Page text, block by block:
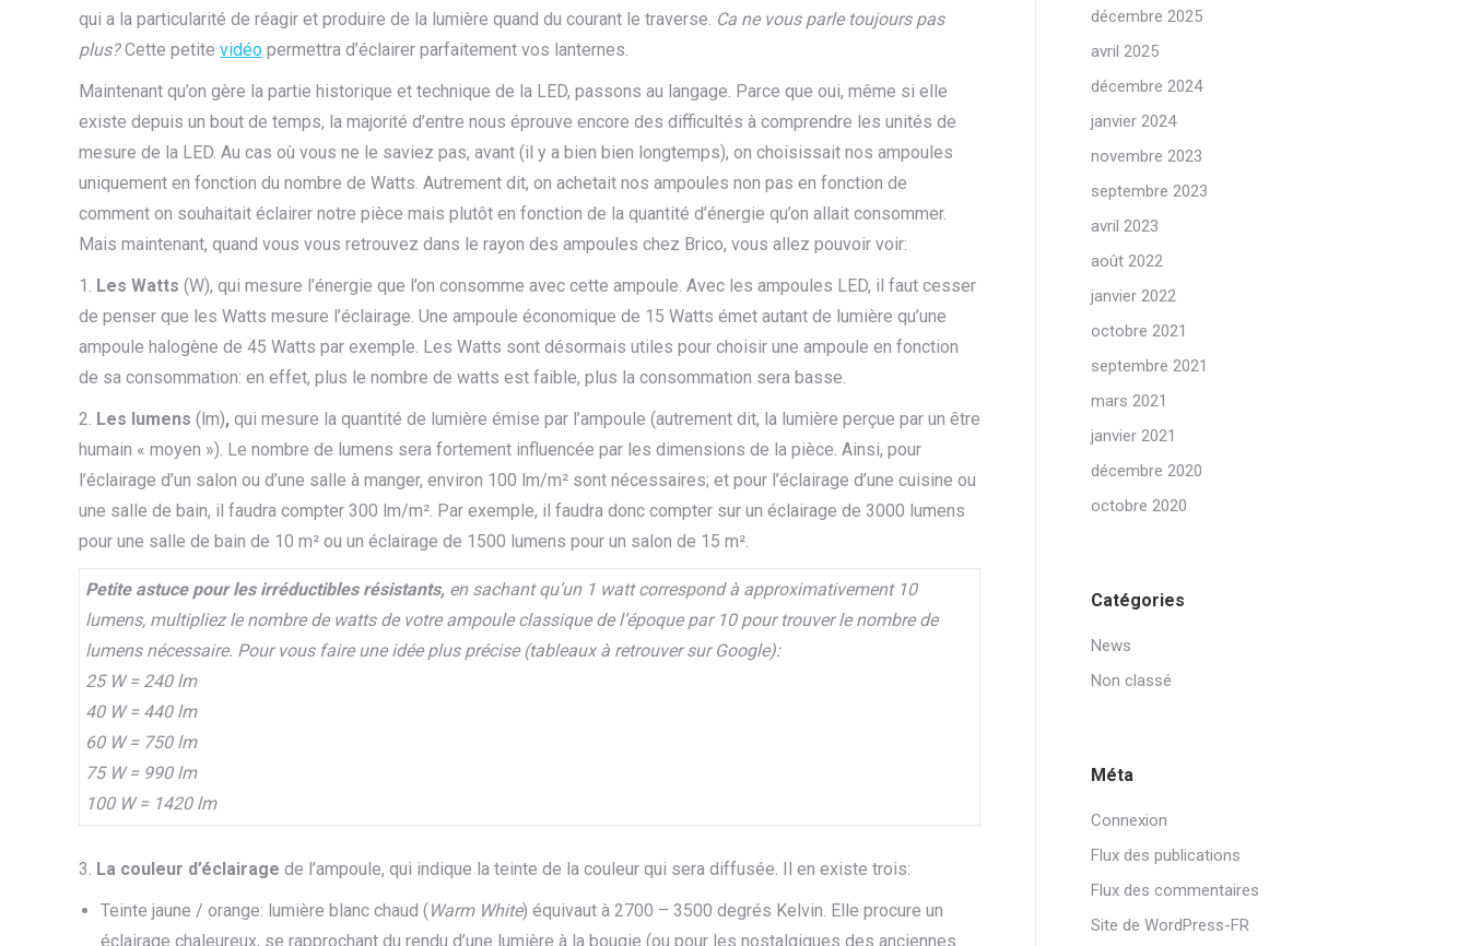
qui a la particularité de réagir et produire de la lumière quand du courant le traverse. Ca ne vous parle toujours pas
plus?Cette petite vidéo permettra d’éclairer parfaitement vos lanternes.
Maintenant qu’on gère la partie historique et technique de la LED, passons au langage. Parce que oui, même si elle
existe depuis un bout de temps, la majorité d’entre nous éprouve encore des difficultés à comprendre les unités de
mesure de la LED. Au cas où vous ne le saviez pas, avant (il y a bien bien longtemps), on choisissait nos ampoules
uniquement en fonction du nombre de Watts. Autrement dit, on achetait nos ampoules non pas en fonction de
comment on souhaitait éclairer notre pièce mais plutôt en fonction de la quantité d’énergie qu’on allait consommer.
Mais maintenant, quand vous vous retrouvez dans le rayon des ampoules chez Brico, vous allez pouvoir voir:
1. Les Watts (W), qui mesure l’énergie que l’on consomme avec cette ampoule. Avec les ampoules LED, il faut cesser
de penser que les Watts mesure l’éclairage. Une ampoule économique de 15 Watts émet autant de lumière qu’une
ampoule halogène de 45 Watts par exemple. Les Watts sont désormais utiles pour choisir une ampoule en fonction
de sa consommation: en effet, plus le nombre de watts est faible, plus la consommation sera basse.
2. Les lumens (lm), qui mesure la quantité de lumière émise par l’ampoule (autrement dit, la lumière perçue par un être
humain « moyen »). Le nombre de lumens sera fortement influencée par les dimensions de la pièce. Ainsi, pour
l’éclairage d’un salon ou d’une salle à manger, environ 100 lm/m² sont nécessaires; et pour l’éclairage d’une cuisine ou
une salle de bain, il faudra compter 300 lm/m². Par exemple, il faudra donc compter sur un éclairage de 3000 lumens
pour une salle de bain de 10 m² ou un éclairage de 1500 lumens pour un salon de 15 m².
Petite astuce pour les irréductibles résistants, en sachant qu’un 1 watt correspond à approximativement 10
lumens, multipliez le nombre de watts de votre ampoule classique de l’époque par 10 pour trouver le nombre de
lumens nécessaire. Pour vous faire une idée plus précise (tableaux à retrouver sur Google):
25 W = 240 lm
40 W = 440 lm
60 W = 750 lm
75 W = 990 lm
100 W = 1420 lm
3. La couleur d’éclairage de l’ampoule, qui indique la teinte de la couleur qui sera diffusée. Il en existe trois:
Teinte jaune / orange: lumière blanc chaud (Warm White) équivaut à 2700 – 3500 degrés Kelvin. Elle procure un
éclairage chaleureux, se rapprochant du rendu d’une lumière à la bougie (ou pour les nostalgiques des anciennes
décembre 2025
avril 2025
décembre 2024
janvier 2024
novembre 2023
septembre 2023
avril 2023
août 2022
janvier 2022
octobre 2021
septembre 2021
mars 2021
janvier 2021
décembre 2020
octobre 2020
Catégories
News
Non classé
Méta
Connexion
Flux des publications
Flux des commentaires
Site de WordPress-FR